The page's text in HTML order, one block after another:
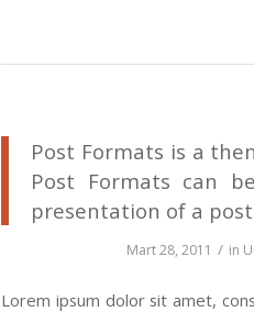
Post Formats is a
Post Formats can
presentation of a
Mart 28, 2011 / in
Lorem ipsum dolor sit amet,